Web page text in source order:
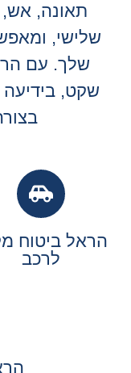
תאונה, אש,
שלישי,
שלך. עם
שקט,
הראל ביטוח
לרכב